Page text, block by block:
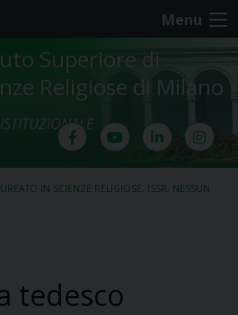
Menu
Superiore di
Religiose di Milano
IN SCIENZE RELIGIOSE ISSR NESSUN
tedesco